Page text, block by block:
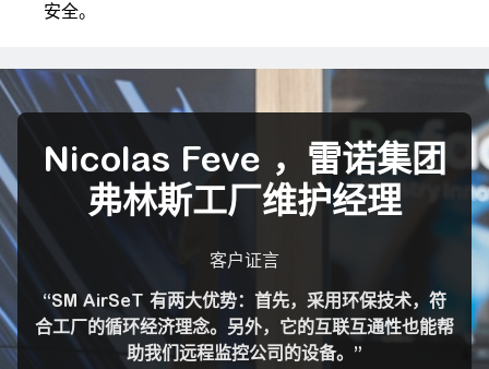
安全。
Nicolas Feve ，雷诺集团
弗林斯工厂维护经理
客户证言
“SM AirSeT 有两大优势：首先，采用环保技术，符
合工厂的循环经济理念。另外，它的互联互通性也能帮
助我们远程监控公司的设备。”